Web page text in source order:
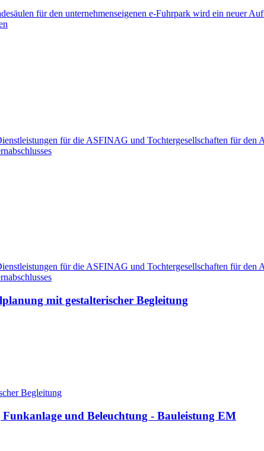
für den unternehmenseigenen e-Fuhrpark wird ein neuer
für die ASFINAG und Tochtergesellschaften für den
für die ASFINAG und Tochtergesellschaften für den
mit gestalterischer Begleitung
Begleitung
und Beleuchtung - Bauleistung EM